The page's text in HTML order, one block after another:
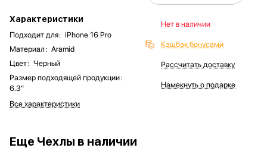
Характеристики
Подходит для: iPhone 16 Pro
Материал : Aramid
Цвет: Черный
Размер подходящей продукции:
6.3"
Все характеристики
Нет в наличии
Кэшбэк бонусами
Рассчитать доставку
Намекнуть о подарке
Еще Чехлы в наличии